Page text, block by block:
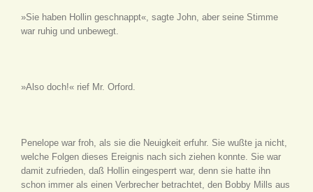
»Sie haben Hollin geschnappt«, sagte John, aber seine Stimme
war ruhig und unbewegt.
»Also doch!« rief Mr. Orford.
Penelope war froh, als sie die Neuigkeit erfuhr. Sie wußte ja nicht,
welche Folgen dieses Ereignis nach sich ziehen konnte. Sie war
damit zufrieden, daß Hollin eingesperrt war, denn sie hatte ihn
schon immer als einen Verbrecher betrachtet, den Bobby Mills aus